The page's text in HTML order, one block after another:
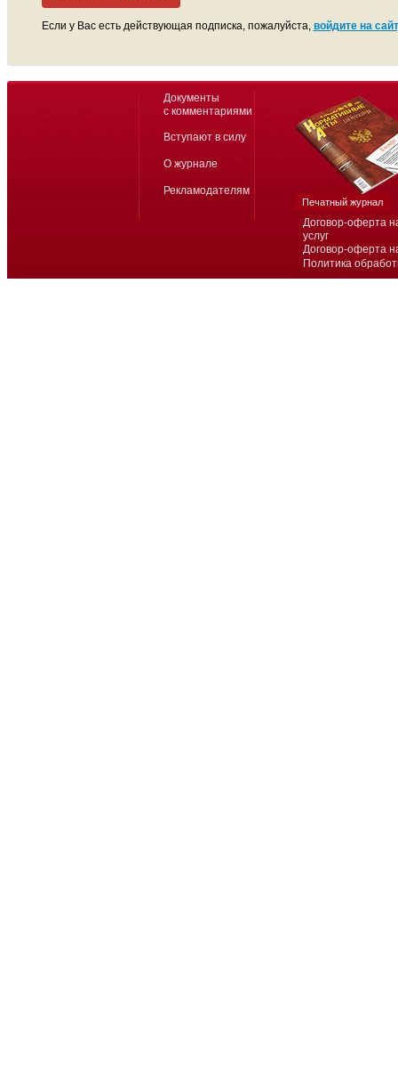
Если у Вас есть действующая подписка, пожалуйста, войдите на
Договор-оферта
услуг
Договор-оферта
Политика
Документы
с комментариями
Вступают в силу
О журнале
Рекламодателям
Печатный журнал